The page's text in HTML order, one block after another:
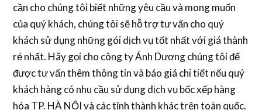
cần cho chúng tôi biết những yêu cầu và mong muốn
của quý khách, chúng tôi sẽ hỗ trợ tư vấn cho quý
khách sử dụng những gói dịch vụ tốt nhất với giá thành
rẻ nhất. Hãy gọi cho công ty Ánh Dương chúng tôi để
được tư vấn thêm thông tin và báo giá chi tiết nếu quý
khách hàng có nhu cầu sử dụng dịch vụ bốc xếp hàng
hóa TP. HÀ NỘI và các tỉnh thành khác trên toàn quốc.